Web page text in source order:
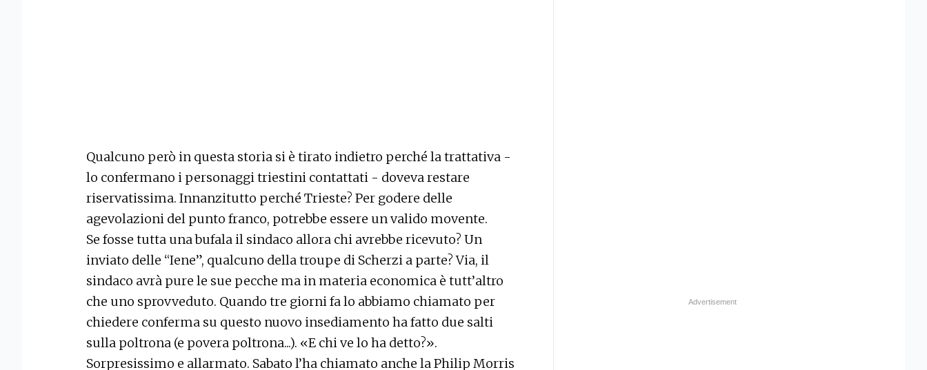
Qualcuno però in questa storia si è tirato indietro perché la trattativa -
lo confermano i personaggi triestini contattati - doveva restare
riservatissima. Innanzitutto perché Trieste? Per godere delle
agevolazioni del punto franco, potrebbe essere un valido movente.
Se fosse tutta una bufala il sindaco allora chi avrebbe ricevuto? Un
inviato delle “Iene”, qualcuno della troupe di Scherzi a parte? Via, il
sindaco avrà pure le sue pecche ma in materia economica è tutt’altro
che uno sprovveduto. Quando tre giorni fa lo abbiamo chiamato per
chiedere conferma su questo nuovo insediamento ha fatto due salti
sulla poltrona (e povera poltrona...). «E chi ve lo ha detto?».
Sorpresissimo e allarmato. Sabato l’ha chiamato anche la Philip Morris